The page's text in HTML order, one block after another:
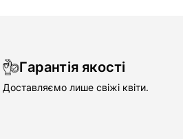
Гарантія якості
Доставляємо лише свіжі квіти.